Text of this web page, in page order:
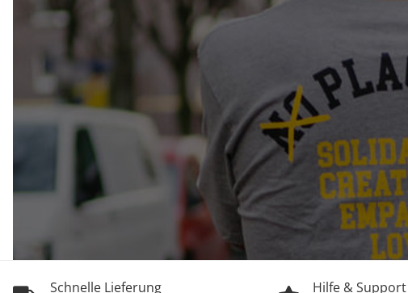
Schnelle Lieferung Hilfe & Support